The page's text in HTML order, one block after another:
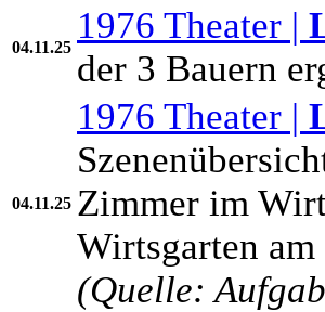
04.11.25
1976 Theater |
der 3 Bauern
04.11.25
1976 Theater |
Zimmer im
Wirtsgarten
(Quelle: